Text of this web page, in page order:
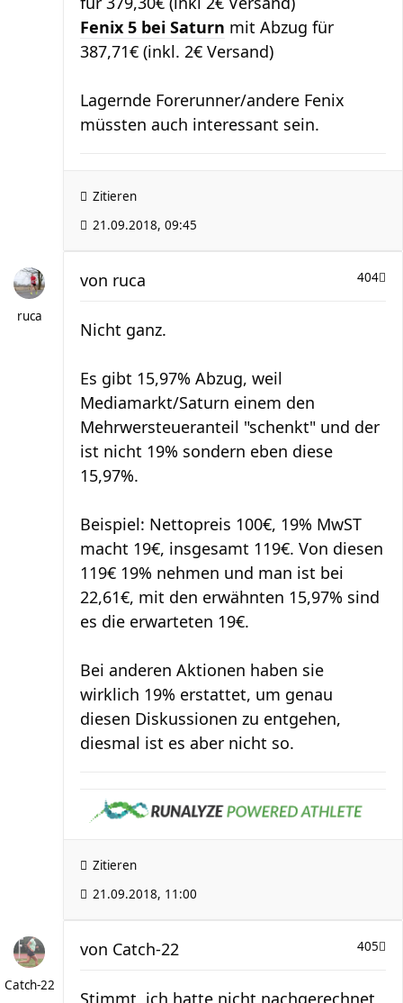
Fenix 5 bei Saturn mit Abzug für
387,71€ (inkl. 2€ Versand)
Lagernde Forerunner/andere Fenix
müssten auch interessant sein.
Zitieren
21.09.2018, 09:45
ruca
404
von ruca
Nicht ganz.
Es gibt 15,97% Abzug, weil
Mediamarkt/Saturn einem den
Mehrwersteueranteil "schenkt" und der
ist nicht 19% sondern eben diese
15,97%.
Beispiel: Nettopreis 100€, 19% MwST
macht 19€, insgesamt 119€. Von diesen
119€ 19% nehmen und man ist bei
22,61€, mit den erwähnten 15,97% sind
es die erwarteten 19€.
Bei anderen Aktionen haben sie
wirklich 19% erstattet, um genau
diesen Diskussionen zu entgehen,
diesmal ist es aber nicht so.
Zitieren
21.09.2018, 11:00
Catch-22
405
von Catch-22